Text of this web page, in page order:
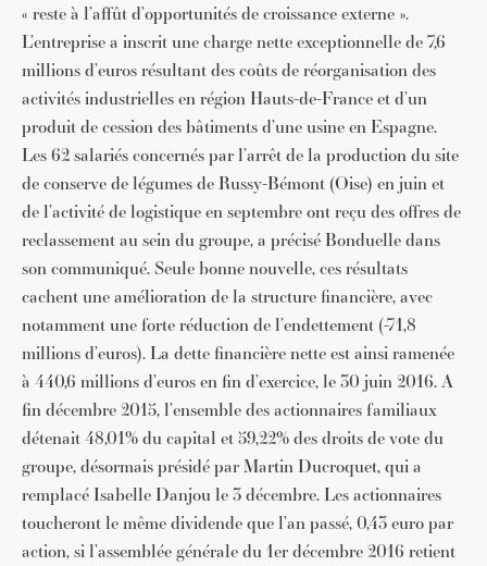
« reste à l’affût d’opportunités de croissance externe ».
L’entreprise a inscrit une charge nette exceptionnelle de 7,6
millions d’euros résultant des coûts de réorganisation des
activités industrielles en région Hauts-de-France et d’un
produit de cession des bâtiments d’une usine en Espagne.
Les 62 salariés concernés par l’arrêt de la production du site
de conserve de légumes de Russy-Bémont (Oise) en juin et
de l’activité de logistique en septembre ont reçu des offres de
reclassement au sein du groupe, a précisé Bonduelle dans
son communiqué. Seule bonne nouvelle, ces résultats
cachent une amélioration de la structure financière, avec
notamment une forte réduction de l’endettement (-71,8
millions d’euros). La dette financière nette est ainsi ramenée
à 440,6 millions d’euros en fin d’exercice, le 30 juin 2016. A
fin décembre 2015, l’ensemble des actionnaires familiaux
détenait 48,01% du capital et 59,22% des droits de vote du
groupe, désormais présidé par Martin Ducroquet, qui a
remplacé Isabelle Danjou le 3 décembre. Les actionnaires
toucheront le même dividende que l’an passé, 0,43 euro par
action, si l’assemblée générale du 1er décembre 2016 retient